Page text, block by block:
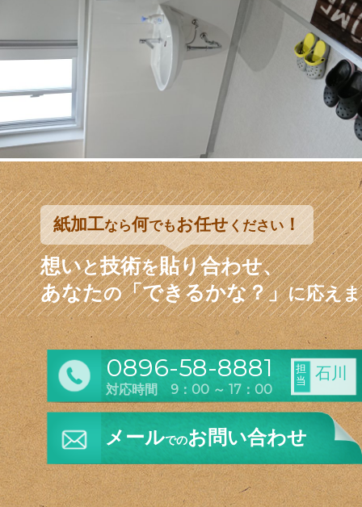
紙加工なら何でもお任せください！
想いと技術を貼り合わせ、
あなたの「できるかな？」に応え
0896-58-8881
対応時間 9：00 ～ 17：00
担
当
石川
メールでのお問い合わせ